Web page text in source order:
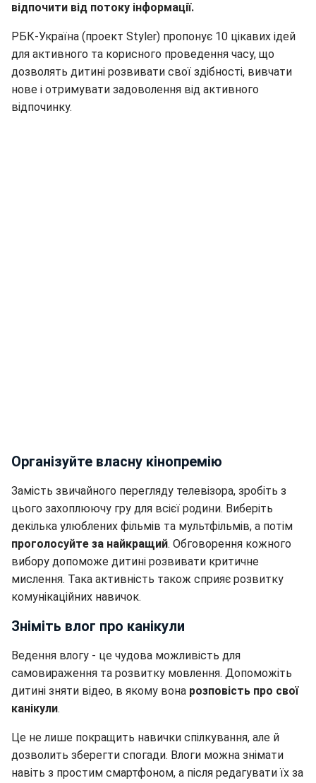
відпочити від потоку інформації.
РБК-Україна (проект Styler) пропонує 10 цікавих ідей
для активного та корисного проведення часу, що
дозволять дитині розвивати свої здібності, вивчати
нове і отримувати задоволення від активного
відпочинку.
Організуйте власну кінопремію
Замість звичайного перегляду телевізора, зробіть з
цього захоплюючу гру для всієї родини. Виберіть
декілька улюблених фільмів та мультфільмів, а потім
проголосуйте за найкращий. Обговорення кожного
вибору допоможе дитині розвивати критичне
мислення. Така активність також сприяє розвитку
комунікаційних навичок.
Зніміть влог про канікули
Ведення влогу - це чудова можливість для
самовираження та розвитку мовлення. Допоможіть
дитині зняти відео, в якому вона розповість про свої
канікули.
Це не лише покращить навички спілкування, але й
дозволить зберегти спогади. Влоги можна знімати
навіть з простим смартфоном, а після редагувати їх за